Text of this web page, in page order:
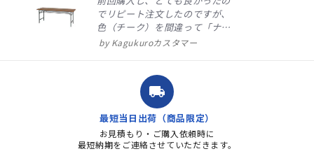
でリピート注文したのですが、
色（チーク）を間違って「ナチ
ュラル」としてしまいました。
ました。商品到着も早く、品
質・使いやすさで満足していま
す。また、リピートするときは
よろしくお...
Kagukuroカスタマー
local_shipping
最短当日出荷（商品限定）
お見積もり・ご購入依頼時に
最短納期をご連絡させていただきます。